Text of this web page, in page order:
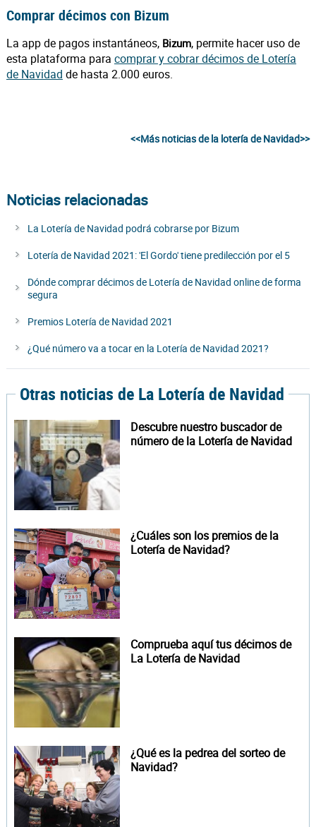
Comprar décimos con Bizum
La app de pagos instantáneos, Bizum, permite hacer uso de
esta plataforma para comprar y cobrar décimos de Lotería
de Navidad de hasta 2.000 euros.
<<Más noticias de la lotería de Navidad>>
Noticias relacionadas
La Lotería de Navidad podrá cobrarse por Bizum
Lotería de Navidad 2021: 'El Gordo' tiene predilección por el 5
Dónde comprar décimos de Lotería de Navidad online de forma
segura
Premios Lotería de Navidad 2021
¿Qué número va a tocar en la Lotería de Navidad 2021?
Otras noticias de La Lotería de Navidad
Descubre nuestro buscador de
número de la Lotería de Navidad
¿Cuáles son los premios de la
Lotería de Navidad?
Comprueba aquí tus décimos de
La Lotería de Navidad
¿Qué es la pedrea del sorteo de
Navidad?